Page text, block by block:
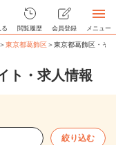
る 閲覧履歴 会員登録 メニュー
＞東京都葛飾区＞東京都葛飾区・そ
ト・求人情報
絞り込む